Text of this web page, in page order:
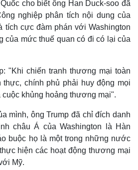
cho biết ông Han Duck-soo đã
nghiệp phân tích nội dung của
tích cực đàm phán với Washington
của mức thuế quan có đi có lại của
"Khi chiến tranh thương mại toàn
chính phủ phải huy động mọi
khủng hoảng thương mại".
mình, ông Trump đã chỉ đích danh
châu Á của Washington là Hàn
buộc họ là một trong những nước
hiện các hoạt động thương mại
Mỹ.